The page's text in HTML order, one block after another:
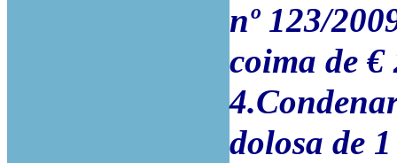
nº 123/
coima de
dolosa de